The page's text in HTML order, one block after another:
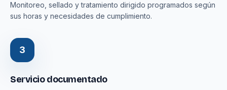
Monitoreo, sellado y tratamiento dirigido programados según
sus horas y necesidades de cumplimiento.
3
Servicio documentado